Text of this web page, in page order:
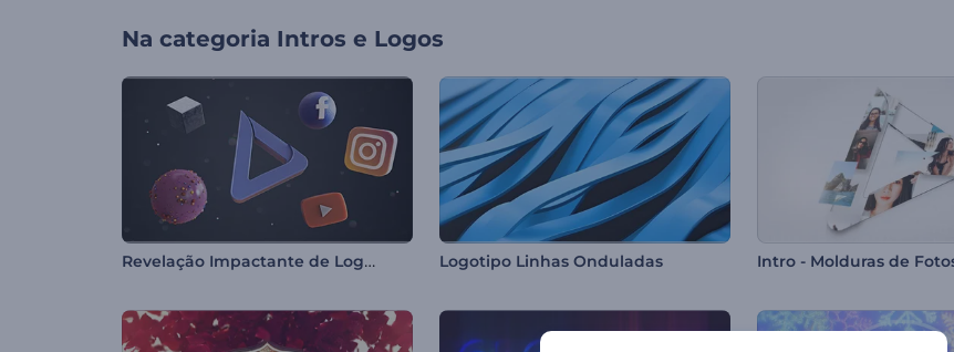
Na categoria Intros e Logos
Revelação Impactante de Logotipo Logotipo Linhas Onduladas